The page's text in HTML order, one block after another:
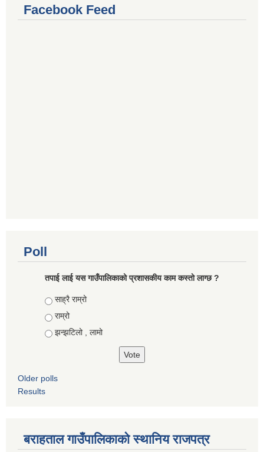
Facebook Feed
Poll
तपाई लाई यस गाउँपालिकाको प्रशासकीय काम कस्तो लाग्छ ?
Choices
साह्रै राम्रो
राम्रो
झन्झटिलो , लामो
Older polls
Results
बराहताल गाउँपालिकाको स्थानिय राजपत्र